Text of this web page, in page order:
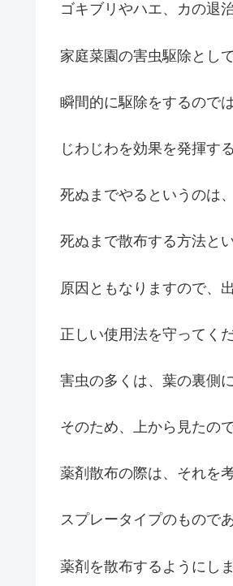
ゴキブリやハエ、カの退
家庭菜園の害虫駆除とし
瞬間的に駆除をするので
じわじわを効果を発揮す
死ぬまでやるというのは
死ぬまで散布する方法と
原因ともなりますので、
正しい使用法を守ってくだ
害虫の多くは、葉の裏側
そのため、上から見たの
薬剤散布の際は、それを
スプレータイプのもので
薬剤を散布するようにしま